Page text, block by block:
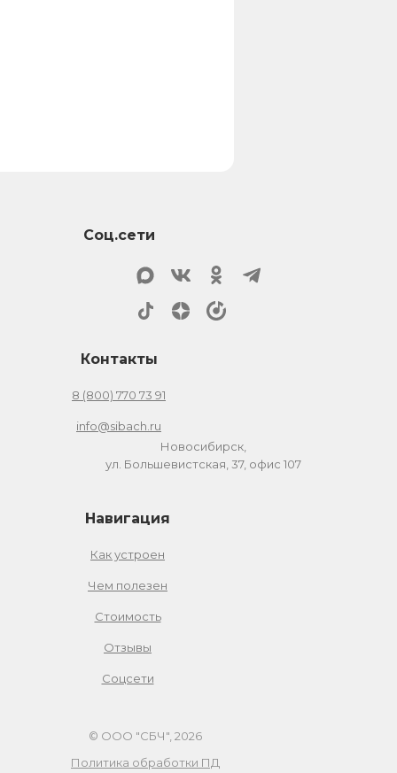
Соц.сети
Контакты
Навигация
Как устроен
Чем полезен
Отзывы
Соцсети
Стоимость
8 (800) 770 73 91
info@sibach.ru
© ООО "СБЧ", 2026
Политика обработки ПД
Новосибирск,
ул. Большевистская, 37, офис 107